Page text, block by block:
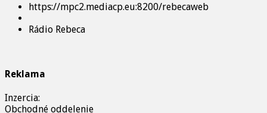
https://mpc2.mediacp.eu:8200/rebecaweb
Rádio Rebeca
Reklama
Inzercia:
Obchodné oddelenie